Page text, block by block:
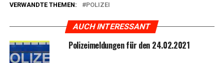
VERWANDTE THEMEN: POLIZEI
AUCH INTERESSANT
Poli­zei­mel­dun­gen für den 24.02.2021